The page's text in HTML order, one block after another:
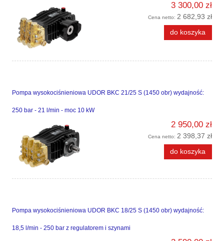
3 300,00 zł
Cena netto: 2 682,93 zł
do koszyka
Pompa wysokociśnieniowa UDOR BKC 21/25 S (1450 obr) wydajność:
250 bar - 21 l/min - moc 10 kW
2 950,00 zł
Cena netto: 2 398,37 zł
do koszyka
Pompa wysokociśnieniowa UDOR BKC 18/25 S (1450 obr) wydajność:
18,5 l/min - 250 bar z regulatorem i szynami